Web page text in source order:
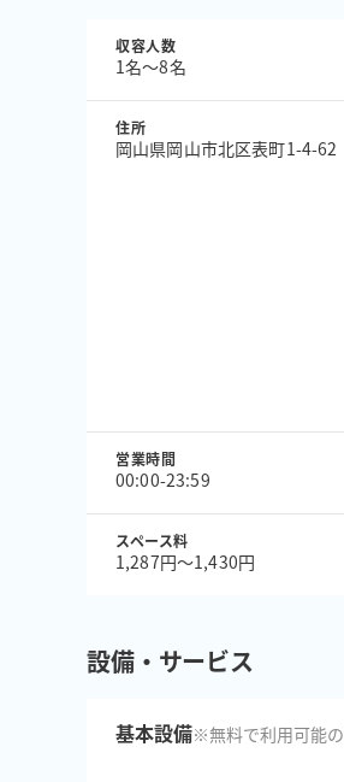
収容人数
1名〜8名
住所
岡山県岡山市北区表町1-4-62
営業時間
00:00-23:59
スペース料
1,287円〜1,430円
設備・サービス
基本設備※無料で利用可能